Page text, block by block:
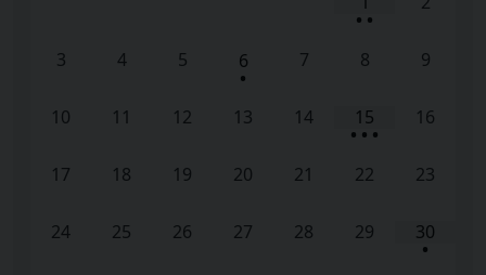
• •
3 4 5 6
•
7 8 9
10 11 12 13 14 15
• • •
16
17 18 19 20 21 22 23
24 25 26 27 28 29 30
•